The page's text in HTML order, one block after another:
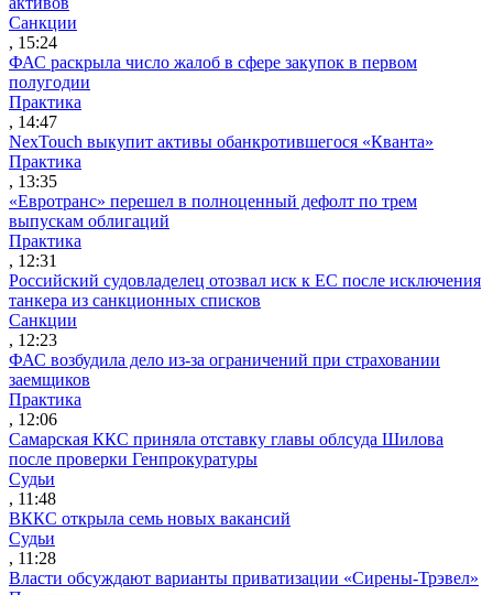
Санкции
, 15:24
ФАС раскрыла число жалоб в сфере закупок в первом
полугодии
Практика
, 14:47
NexTouch выкупит активы обанкротившегося «Кванта»
Практика
, 13:35
«Евротранс» перешел в полноценный дефолт по трем
выпускам облигаций
Практика
, 12:31
Российский судовладелец отозвал иск к ЕС после исключения
танкера из санкционных списков
Санкции
, 12:23
ФАС возбудила дело из-за ограничений при страховании
заемщиков
Практика
, 12:06
Самарская ККС приняла отставку главы облсуда Шилова
после проверки Генпрокуратуры
Судьи
, 11:48
ВККС открыла семь новых вакансий
Судьи
, 11:28
Власти обсуждают варианты приватизации «Сирены-Трэвел»